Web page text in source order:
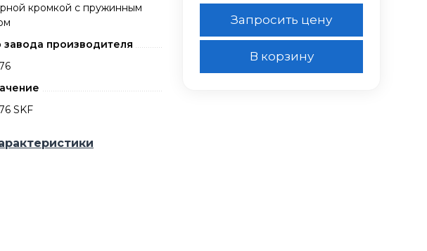
кромкой с пружинным
производителя
SKF
Запросить цену
В корзину